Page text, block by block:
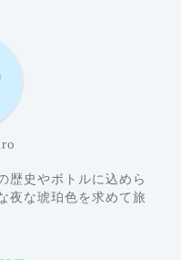
歴史やボトルに込めら
夜な琥珀色を求めて旅